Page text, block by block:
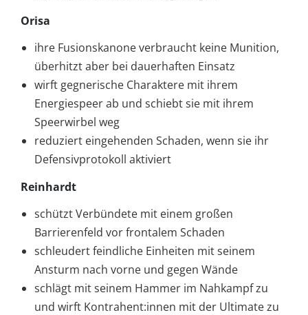
Orisa
ihre Fusionskanone verbraucht keine Munition,
überhitzt aber bei dauerhaften Einsatz
wirft gegnerische Charaktere mit ihrem
Energiespeer ab und schiebt sie mit ihrem
Speerwirbel weg
reduziert eingehenden Schaden, wenn sie ihr
Defensivprotokoll aktiviert
Reinhardt
schützt Verbündete mit einem großen
Barrierenfeld vor frontalem Schaden
schleudert feindliche Einheiten mit seinem
Ansturm nach vorne und gegen Wände
schlägt mit seinem Hammer im Nahkampf zu
und wirft Kontrahent:innen mit der Ultimate zu